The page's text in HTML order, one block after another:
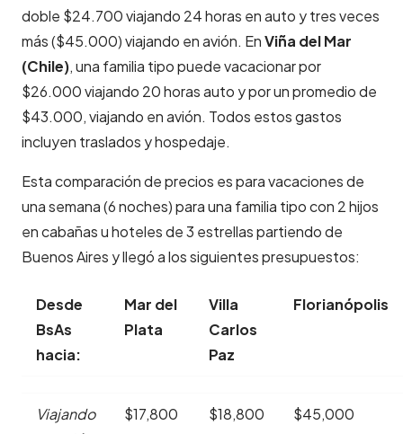
doble $24.700 viajando 24 horas en auto y tres veces
más ($45.000) viajando en avión. EnViña del Mar
(Chile), una familia tipo puede vacacionar por
$26.000 viajando 20 horas auto y por un promedio de
$43.000, viajando en avión. Todos estos gastos
incluyen traslados y hospedaje.
Esta comparación de precios es para vacaciones de
una semana (6 noches) para una familia tipo con 2 hijos
en cabañas u hoteles de 3 estrellas partiendo de
Buenos Aires y llegó a los siguientes presupuestos:
Desde
BsAs
hacia:
Mar del
Plata
Villa
Carlos
Paz
Florianópolis
Viajando
$17,800 $18,800 $45,000